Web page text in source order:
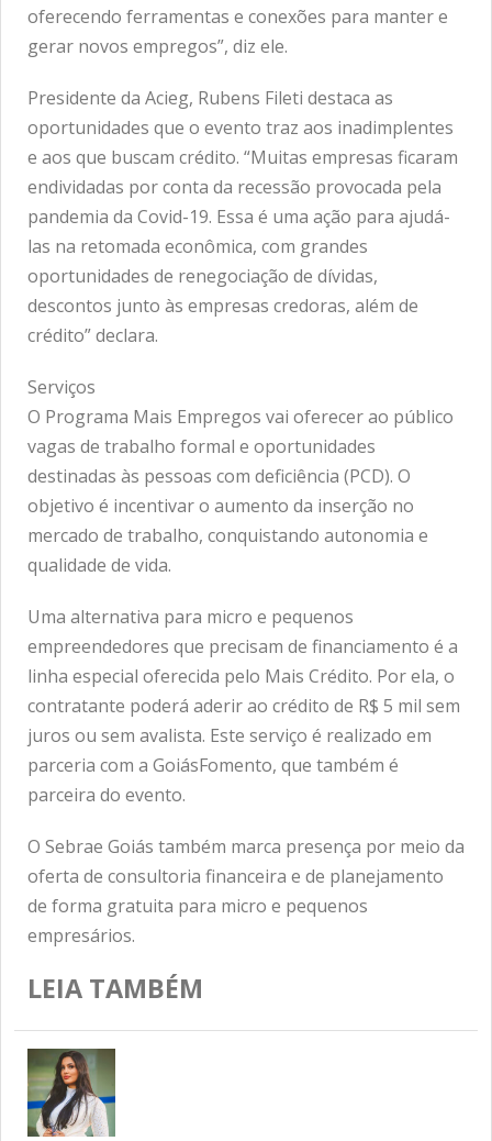
oferecendo ferramentas e conexões para manter e
gerar novos empregos”, diz ele.
Presidente da Acieg, Rubens Fileti destaca as
oportunidades que o evento traz aos inadimplentes
e aos que buscam crédito. “Muitas empresas ficaram
endividadas por conta da recessão provocada pela
pandemia da Covid-19. Essa é uma ação para ajudá-
las na retomada econômica, com grandes
oportunidades de renegociação de dívidas,
descontos junto às empresas credoras, além de
crédito” declara.
Serviços
O Programa Mais Empregos vai oferecer ao público
vagas de trabalho formal e oportunidades
destinadas às pessoas com deficiência (PCD). O
objetivo é incentivar o aumento da inserção no
mercado de trabalho, conquistando autonomia e
qualidade de vida.
Uma alternativa para micro e pequenos
empreendedores que precisam de financiamento é a
linha especial oferecida pelo Mais Crédito. Por ela, o
contratante poderá aderir ao crédito de R$ 5 mil sem
juros ou sem avalista. Este serviço é realizado em
parceria com a GoiásFomento, que também é
parceira do evento.
O Sebrae Goiás também marca presença por meio da
oferta de consultoria financeira e de planejamento
de forma gratuita para micro e pequenos
empresários.
LEIA TAMBÉM